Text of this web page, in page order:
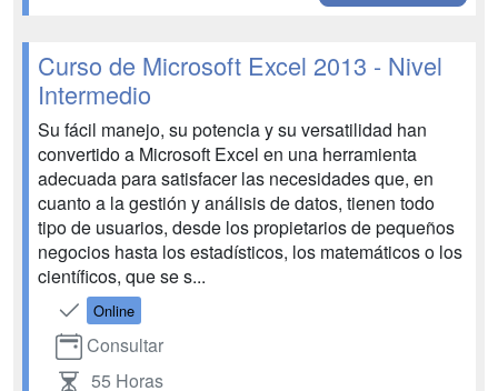
Curso de Microsoft Excel 2013 - Nivel
Intermedio
Su fácil manejo, su potencia y su versatilidad han
convertido a Microsoft Excel en una herramienta
adecuada para satisfacer las necesidades que, en
cuanto a la gestión y análisis de datos, tienen todo
tipo de usuarios, desde los propietarios de pequeños
negocios hasta los estadísticos, los matemáticos o los
científicos, que se s...
Online
Consultar
55 Horas